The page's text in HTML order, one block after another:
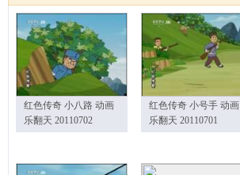
红色传奇 小八路 动画
乐翻天 20110702
红色传奇 小号手 动画
乐翻天 20110701